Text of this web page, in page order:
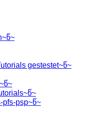
gestestet~წ~
psp~წ~